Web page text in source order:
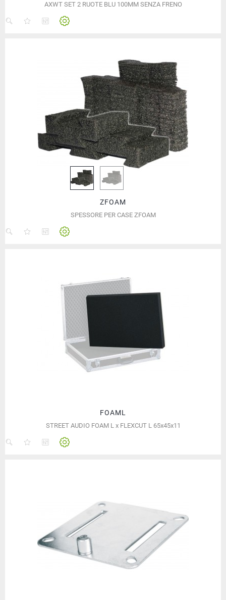
AXWT SET 2 RUOTE BLU 100MM SENZA FRENO
ZFOAM
SPESSORE PER CASE ZFOAM
FOAML
STREET AUDIO FOAM L x FLEXCUT L 65x45x11